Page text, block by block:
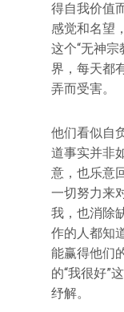
得自我价值
感觉和名望
这个“无神
界，每天都
弄而受害。
他们看似自
道事实并非
意，也乐意
一切努力来
我，也消除
作的人都知
能赢得他们
的“我很好”
纾解。